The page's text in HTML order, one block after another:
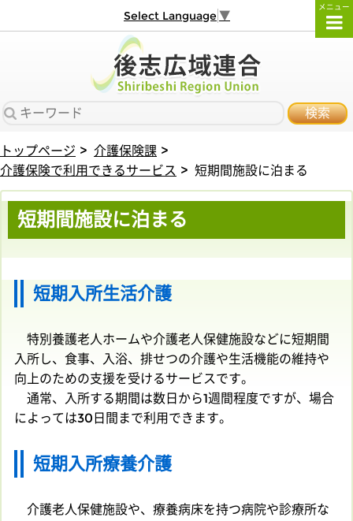
メニュー
Select Language ▼
検索
トップページ
介護保険課
介護保険で利用できるサービス
短期間施設に泊まる
短期間施設に泊まる
短期入所生活介護
特別養護老人ホームや介護老人保健施設などに短期間
入所し、食事、入浴、排せつの介護や生活機能の維持や
向上のための支援を受けるサービスです。
通常、入所する期間は数日から1週間程度ですが、場合
によっては30日間まで利用できます。
短期入所療養介護
介護老人保健施設や、療養病床を持つ病院や診療所な